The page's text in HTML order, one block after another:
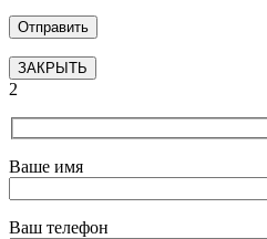
ЗАКРЫТЬ
2
Ваше имя
Ваш телефон